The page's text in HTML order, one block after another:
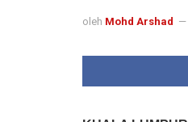
oleh Mohd Arshad